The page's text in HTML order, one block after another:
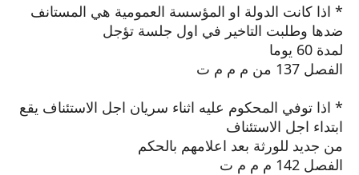
* اذا كانت الدولة او المؤسسة العمومية هي المستانف
ضدها وطلبت التاخير في اول جلسة تؤجل
لمدة 60 يوما
الفصل 137 من م م م ت
* اذا توفي المحكوم عليه اثناء سريان اجل الاستئناف يقع
ابتداء اجل الاستئناف
من جديد للورثة بعد اعلامهم بالحكم
الفصل 142 م م م ت